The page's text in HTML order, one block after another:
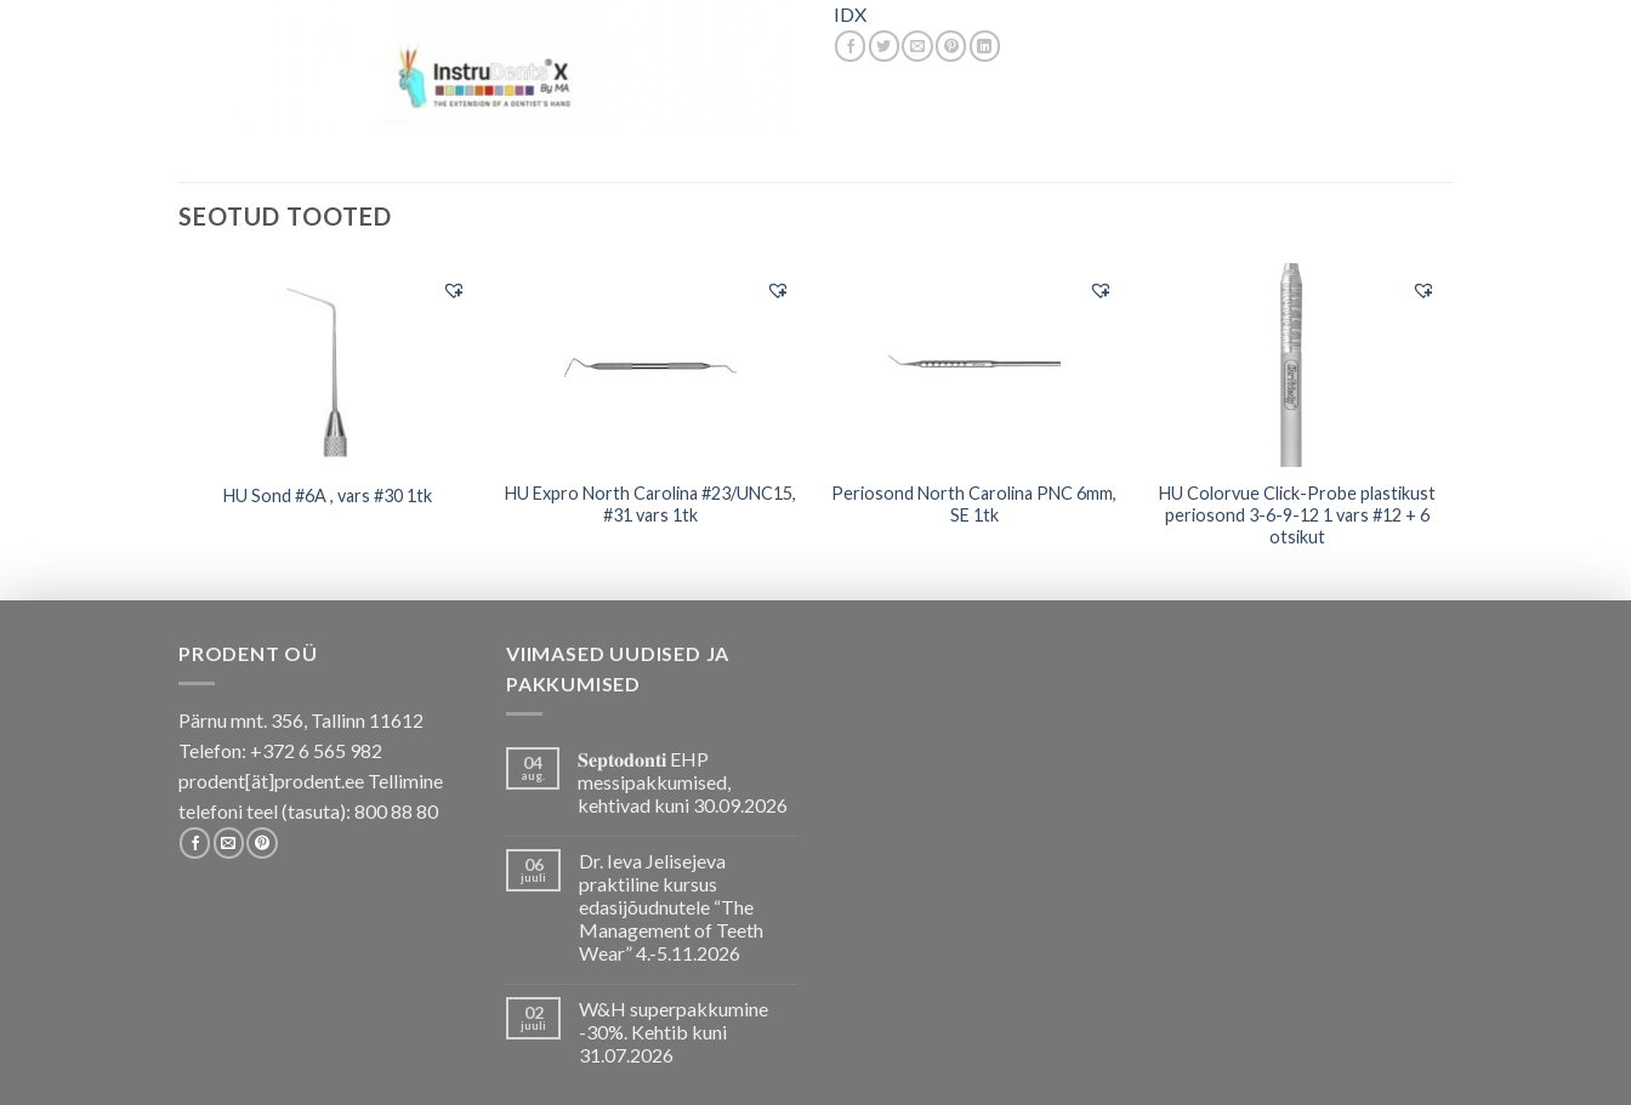
IDX
SEOTUD TOOTED
HU Sond #6A , vars #30 1tk
HU Expro North Carolina #23/UNC15,
#31 vars 1tk
Periosond North Carolina PNC 6mm,
SE 1tk
HU Colorvue Click-Probe plastikust
periosond 3-6-9-12 1 vars #12 + 6
otsikut
PRODENT OÜ
Pärnu mnt. 356, Tallinn 11612
Telefon: +372 6 565 982
prodent[ät]prodent.ee Tellimine
telefoni teel (tasuta): 800 88 80
VIIMASED UUDISED JA
PAKKUMISED
04
aug.
𝐒𝐞𝐩𝐭𝐨𝐝𝐨𝐧𝐭𝐢 EHP
messipakkumised,
kehtivad kuni 30.09.2026
06
juuli
Dr. Ieva Jelisejeva
praktiline kursus
edasijõudnutele “The
Management of Teeth
Wear” 4.-5.11.2026
02
juuli
W&H superpakkumine
-30%. Kehtib kuni
31.07.2026